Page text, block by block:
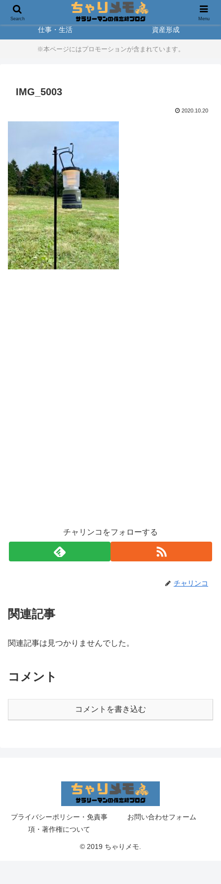
製品レビュー
仕事・生活 資産形成
※本ページにはプロモーションが含まれています。
IMG_5003
2020.10.20
チャリンコをフォローする
チャリンコ
関連記事
関連記事は見つかりませんでした。
コメント
コメントを書き込む
プライバシーポリシー・免責事
項・著作権について
お問い合わせフォーム
© 2019 ちゃりメモ.
Search Menu